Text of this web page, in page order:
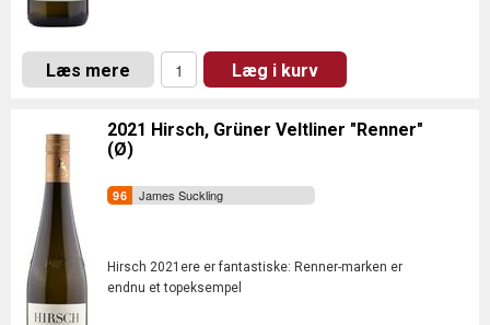
Læs mere Læg i kurv
2021 Hirsch, Grüner Veltliner "Renner"
(Ø)
James Suckling
Hirsch 2021ere er fantastiske: Renner-marken er
endnu et topeksempel